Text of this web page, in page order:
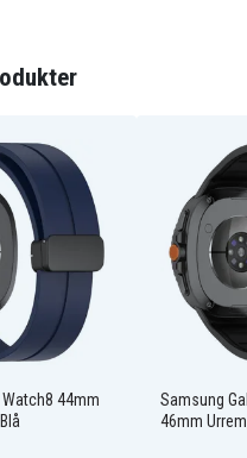
remme, når du vil
til både hverdag og fest –
44mm
Samsung
46mm